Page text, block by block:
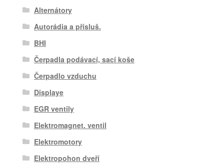
Alternátory
Autorádia a přísluš.
BHI
Čerpadla podávací, sací koše
Čerpadlo vzduchu
Displaye
EGR ventily
Elektromagnet. ventil
Elektromotory
Elektropohon dveří